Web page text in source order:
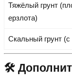
Тяжёлый грунт
ерзлота)
Скальный грунт
🛠️